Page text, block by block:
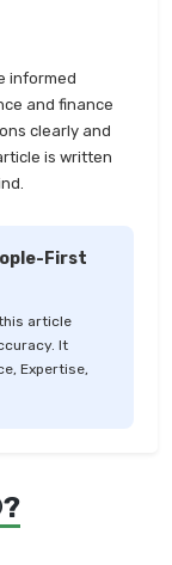
informed
and finance
clearly and
is written
First
article
It
Expertise,